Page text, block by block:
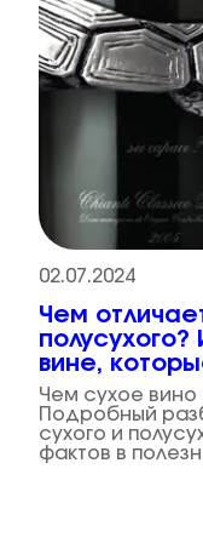
02.07.2024
Чем
вине,
Чем сухое вино
Подробный
сухого и
фактов в